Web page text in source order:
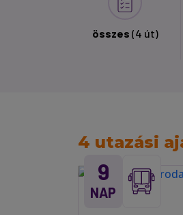
összes (4 út)
4 utazási
9
NAP